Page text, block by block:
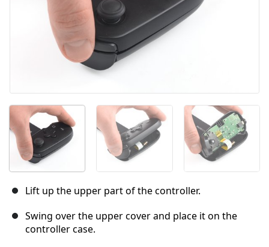
Lift up the upper part of the controller.
Swing over the upper cover and place it on the
controller case.